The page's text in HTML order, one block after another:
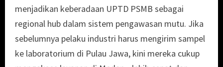
menjadikan keberadaan UPTD PSMB sebagai
regional hub dalam sistem pengawasan mutu. Jika
sebelumnya pelaku industri harus mengirim sampel
ke laboratorium di Pulau Jawa, kini mereka cukup